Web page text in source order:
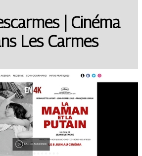
| Cinéma
Les Carmes